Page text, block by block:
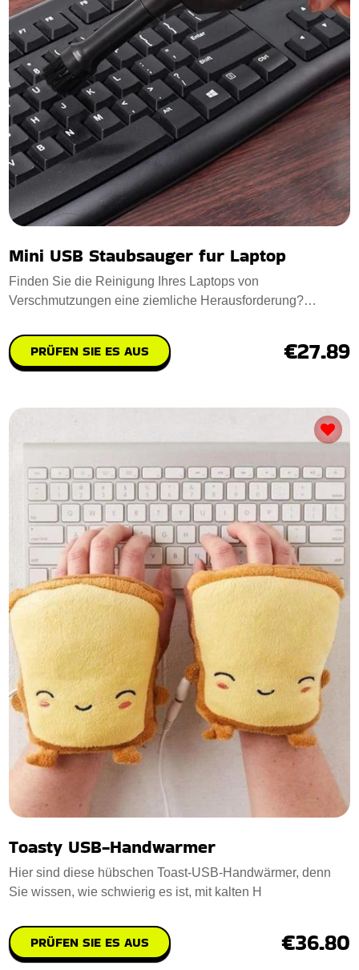
Mini USB Staubsauger fur Laptop
Finden Sie die Reinigung Ihres Laptops von
Verschmutzungen eine ziemliche Herausforderung?
PRÜFEN SIE ES AUS €27.89
Toasty USB-Handwarmer
Hier sind diese hübschen Toast-USB-Handwärmer, denn
Sie wissen, wie schwierig es ist, mit kalten H
PRÜFEN SIE ES AUS €36.80